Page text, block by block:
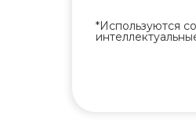
*Используются